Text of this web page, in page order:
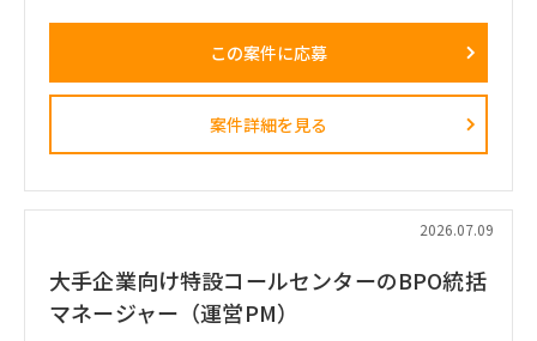
■契約条件
・契約期間：初回2カ月予定
・稼働率：80～100％
・勤務形態：リモートベース
• 会議運営および議事録作成
2. 業務システム導入・刷新支援
• Salesforce/Kintone
• ヘルプデスクシステム
• 入退館管理システム
3. ベンダーマネジメント
• 開発ベンダーとの調整
この案件に応募
案件詳細を見る
2026.07.09
大手企業向け特設コールセンターのBPO統括
マネージャー（運営PM）